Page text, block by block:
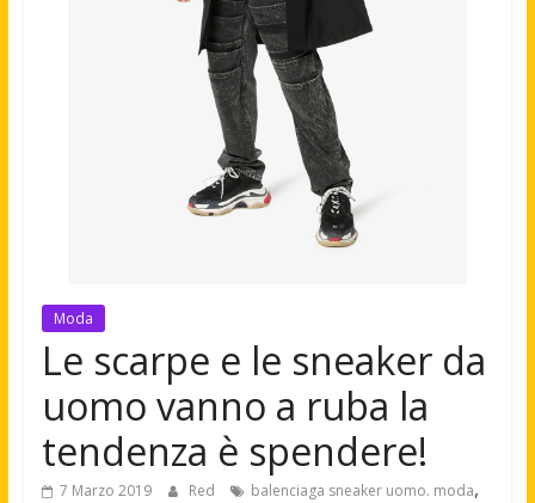
Moda
Le scarpe e le sneaker da
uomo vanno a ruba la
tendenza è spendere!
7 Marzo 2019 Red balenciaga sneaker uomo. moda,